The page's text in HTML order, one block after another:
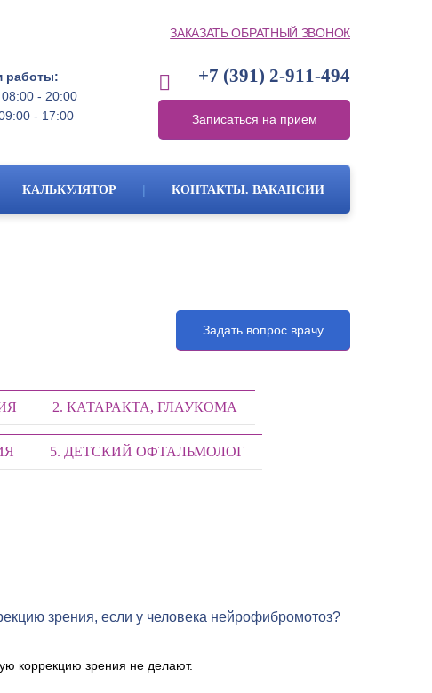
ЗАКАЗАТЬ ОБРАТНЫЙ ЗВОНОК
+7 (391) 2-911-494
Записаться на прием
работы:
- 20:00
- 17:00
КАЛЬКУЛЯТОР | КОНТАКТЫ. ВАКАНСИИ
Задать вопрос врачу
2. КАТАРАКТА, ГЛАУКОМА
5. ДЕТСКИЙ ОФТАЛЬМОЛОГ
зрения, если у человека нейрофибромотоз?
коррекцию зрения не делают.